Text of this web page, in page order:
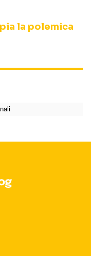
la polemica